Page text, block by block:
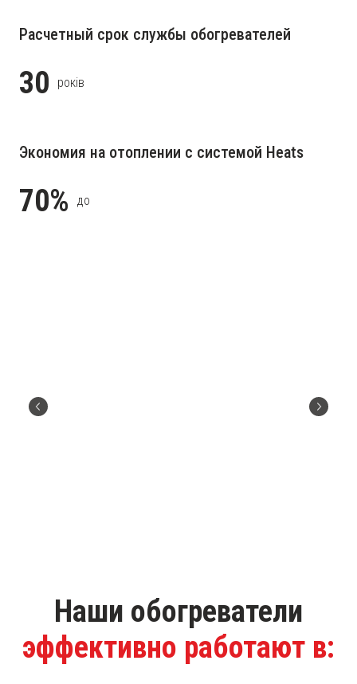
Расчетный срок службы обогревателей
30 років
Экономия на отоплении с системой Heats
70% до
Наши обогреватели
эффективно работают в: